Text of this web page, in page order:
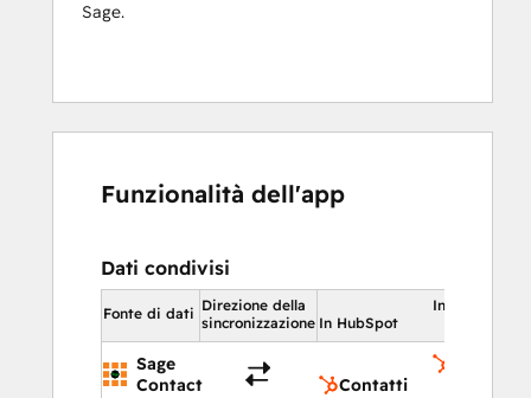
Sage.
Funzionalità dell'app
Dati condivisi
Fonte di dati Direzione della
sincronizzazione
In HubSpot
In HubSpot
Sage
Contact
Contatti